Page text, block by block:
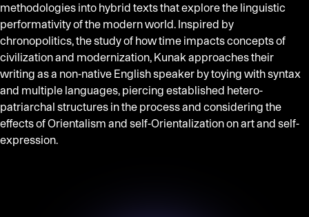
methodologies into hybrid texts that explore the linguistic
performativity of the modern world. Inspired by
chronopolitics, the study of how time impacts concepts of
civilization and modernization, Kunak approaches their
writing as a non-native English speaker by toying with syntax
and multiple languages, piercing established hetero-
patriarchal structures in the process and considering the
effects of Orientalism and self-Orientalization on art and self-
expression.